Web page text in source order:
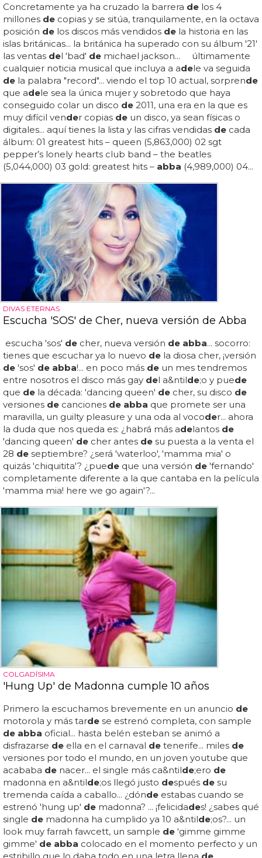
Concretamente ya ha cruzado la barrera de los 4
millones de copias y se sitúa, tranquilamente, en la octava
posición de los discos más vendidos de la historia en las
islas británicas... la británica ha superado con su álbum '21'
las ventas del 'bad' de michael jackson... últimamente
cualquier noticia musical que incluya a adele va seguida
de la palabra "record"... viendo el top 10 actual, sorprende
que adele sea la única mujer y sobretodo que haya
conseguido colar un disco de 2011, una era en la que es
muy difícil vender copias de un disco, ya sean físicas o
digitales... aquí tienes la lista y las cifras vendidas de cada
álbum: 01 greatest hits – queen (5,863,000) 02 sgt
pepper’s lonely hearts club band – the beatles
(5,044,000) 03 gold: greatest hits – abba (4,989,000) 04...
DIVAS ETERNAS
Escucha 'SOS' de Cher, nueva versión de Abba
escucha 'sos' de cher, nueva versión de abba... socorro:
tienes que escuchar ya lo nuevo de la diosa cher, ¡versión
de 'sos' de abba!... en poco más de un mes tendremos
entre nosotros el disco más gay del a&ntilde;o y puede
que de la década: 'dancing queen' de cher, su disco de
versiones de canciones de abba que promete ser una
maravilla, un guilty pleasure y una oda al vocoder... ahora
la duda que nos queda es: ¿habrá más adelantos de
'dancing queen' de cher antes de su puesta a la venta el
28 de septiembre? ¿será 'waterloo', 'mamma mia' o
quizás 'chiquitita'? ¿puede que una versión de 'fernando'
completamente diferente a la que cantaba en la película
'mamma mia! here we go again'?...
COLGADÍSIMA
'Hung Up' de Madonna cumple 10 años
Primero la escuchamos brevemente en un anuncio de
motorola y más tarde se estrenó completa, con sample
de abba oficial... hasta belén esteban se animó a
disfrazarse de ella en el carnaval de tenerife... miles de
versiones por todo el mundo, en un joven youtube que
acababa de nacer... el single más ca&ntilde;ero de
madonna en a&ntilde;os llegó justo después de su
tremenda caída a caballo... ¿dónde estabas cuando se
estrenó 'hung up' de madonna? ... ¡felicidades! ¿sabes qué
single de madonna ha cumplido ya 10 a&ntilde;os?... un
look muy farrah fawcett, un sample de 'gimme gimme
gimme' de abba colocado en el momento perfecto y un